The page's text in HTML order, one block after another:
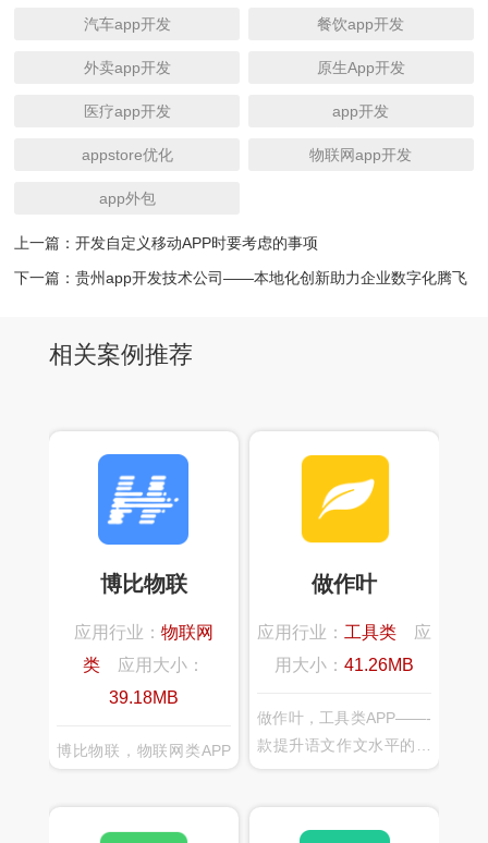
汽车app开发 餐饮app开发
外卖app开发 原生App开发
医疗app开发 app开发
appstore优化 物联网app开发
app外包
上一篇：开发自定义移动APP时要考虑的事项
下一篇：贵州app开发技术公司——本地化创新助力企业数字化腾飞
相关案例推荐
博比物联
应用行业： 物联网
类应用大小：
39.18MB
博比物联，物联网类APP
万物互联的时代也将到
来。智能家居在这里扮演
做作叶
应用行业： 工具类 应
用大小：41.26MB
做作叶，工具类APP——-
款提升语文作文水平的教
育平台类产品，以线下的
为引导，展开符合教学进